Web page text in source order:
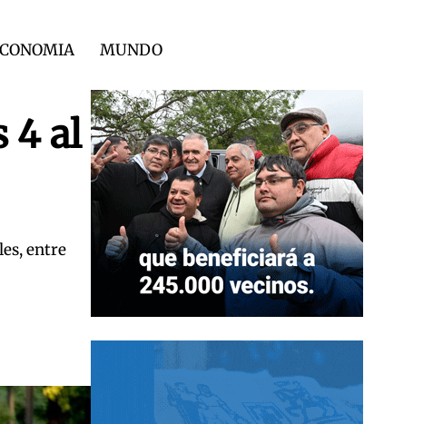
MUNDO
4 al
entre